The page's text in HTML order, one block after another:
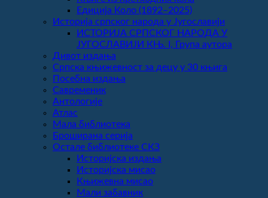
Едиција Коло (1892‒2025)
Историја српског народа у Југославији
ИСТОРИЈА СРПСКОГ НАРОДА У
ЈУГОСЛАВИЈИ КЊ. I, Група аутора
Дивот издања
Српска књижевност за децу у 30 књига
Посебна издања
Савременик
Антологије
Атлас
Мала библиотека
Броширана серија
Остале библиотеке СКЗ
Историјска издања
Историјска мисао
Књижевна мисао
Мали забавник